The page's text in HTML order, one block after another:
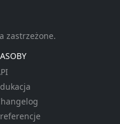
zastrzeżone.